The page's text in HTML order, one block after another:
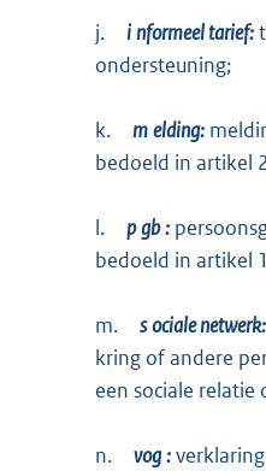
j. informeel tarief:
ondersteuning;
k. melding:
bedoeld in artikel
l. pgb:
bedoeld in artikel
m. sociale netwerk:
kring of andere
een sociale
n. vog: